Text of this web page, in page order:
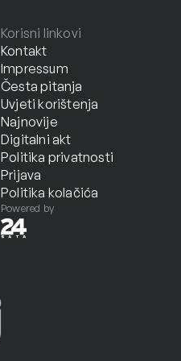
Korisni linkovi
Kontakt
Impressum
Česta pitanja
Uvjeti korištenja
Najnovije
Digitalni akt
Politika privatnosti
Prijava
Politika kolačića
Powered by